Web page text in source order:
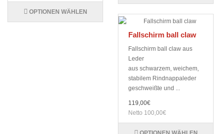
OPTIONEN WÄHLEN
Fallschirm ball claw
Fallschirm ball claw aus
Leder
aus schwarzem, weichem,
stabilem Rindnappaleder
geschweißte und ...
119,00€
Netto 100,00€